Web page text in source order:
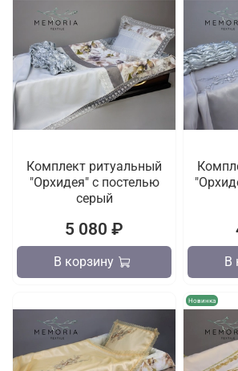
Комплект ритуальный
"Орхидея" с постелью
серый
5 080 ₽
В корзину В
Новинка